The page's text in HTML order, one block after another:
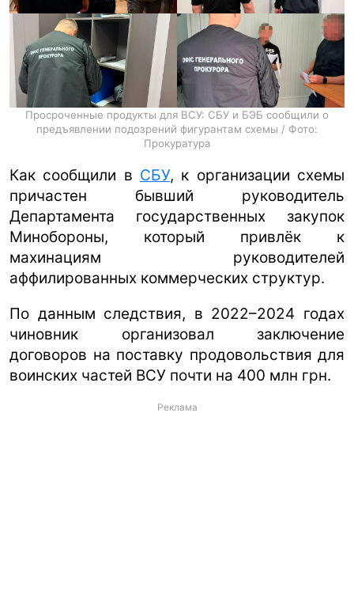
Просроченные продукты для ВСУ: СБУ и БЭБ сообщили о
предъявлении подозрений фигурантам схемы / Фото:
Прокуратура
Как сообщили в СБУ, к организации схемы
причастен бывший руководитель
Департамента государственных закупок
Минобороны, который привлёк к
махинациям руководителей
аффилированных коммерческих структур.
По данным следствия, в 2022–2024 годах
чиновник организовал заключение
договоров на поставку продовольствия для
воинских частей ВСУ почти на 400 млн грн.
Реклама